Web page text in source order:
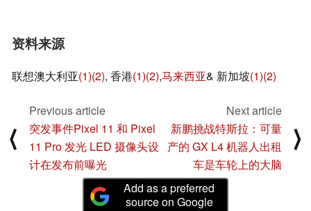
资料来源
联想澳大利亚(1)(2), 香港(1)(2),马来西亚& 新加坡(1)(2)
⟨
Previous article
突发事件Pixel 11 和 Pixel
11 Pro 发光 LED 摄像头设
计在发布前曝光
Next article
新鹏挑战特斯拉：可量
产的 GX L4 机器人出租
车是车轮上的大脑
⟩
Add as a preferred
source on Google